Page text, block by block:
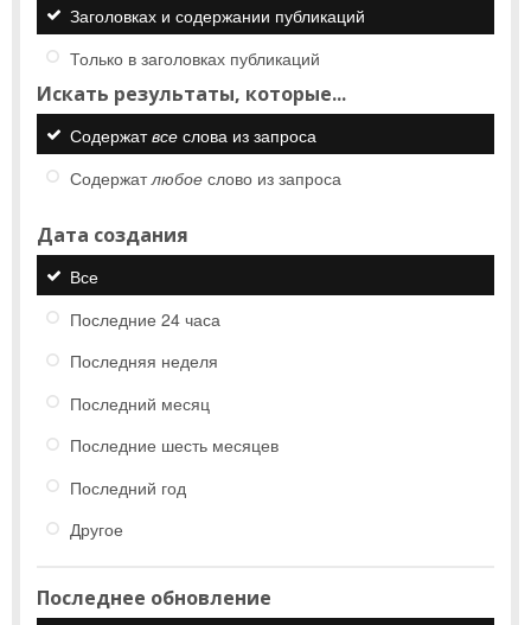
Заголовках и содержании публикаций
Только в заголовках публикаций
Искать результаты, которые...
Содержатвсе слова из запроса
Содержатлюбое слово из запроса
Дата создания
Все
Последние 24 часа
Последняя неделя
Последний месяц
Последние шесть месяцев
Последний год
Другое
Последнее обновление